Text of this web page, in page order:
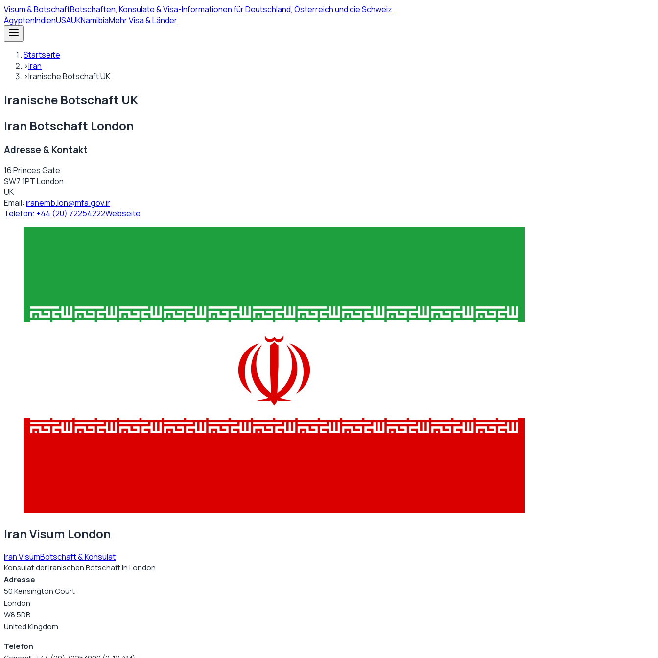
Visum& BotschaftBotschaften, Konsulate & Visa-Informationen für Deutschland, Österreich und die Schweiz
ÄgyptenIndienUSAUKNamibiaMehr Visa & Länder
Startseite
›Iran
›Iranische Botschaft UK
Iranische Botschaft UK
Iran Botschaft London
Adresse & Kontakt
16 Princes Gate
SW7 1PT London
UK
Email: iranemb.lon@mfa.gov.ir
Telefon: +44 (20) 72254222Webseite
Iran Visum London
Iran VisumBotschaft & Konsulat
Konsulat der iranischen Botschaft in London
Adresse
50 Kensington Court
London
W8 5DB
United Kingdom
Telefon